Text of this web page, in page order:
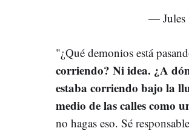
— Jules
"¿Qué demonios está
corriendo? Ni idea. ¿A
estaba corriendo bajo la
medio de las calles como
no hagas eso. Sé